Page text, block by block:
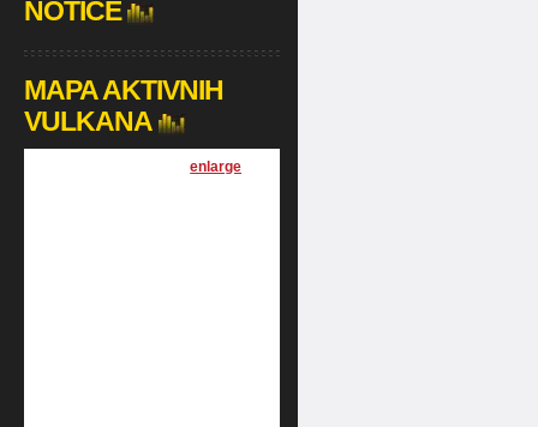
NOTICE
MAPA AKTIVNIH
VULKANA
[enlarge